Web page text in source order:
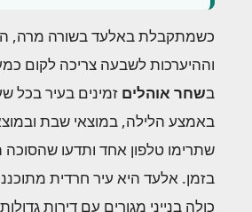
כשמתקבלת באלעד בשורה מרה,
וההיערכות לשבעה צריכה לקום
בשחר אוהלים זמינים בעיר בכל
באמצע הלילה, במוצאי שבת
שתרימו טלפון אחד ותדעו שהסוכה
בזמן. אלעד היא עיר חרדית
כולה בנייני מגורים עם דירות